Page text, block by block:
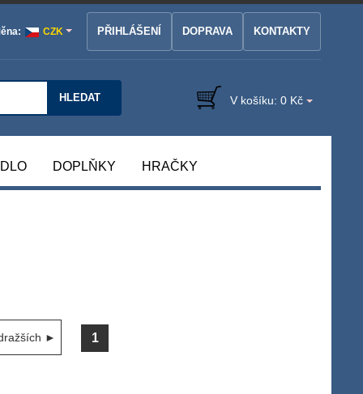
CZK PŘIHLÁŠENÍ DOPRAVA KONTAKTY
HLEDAT V košíku: 0 Kč
DOPLŇKY HRAČKY
► 1